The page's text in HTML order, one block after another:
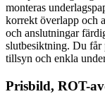
monteras
korrekt överlapp och
och anslutningar
slutbesiktning. Du
tillsyn och enkla
Prisbild, ROT-